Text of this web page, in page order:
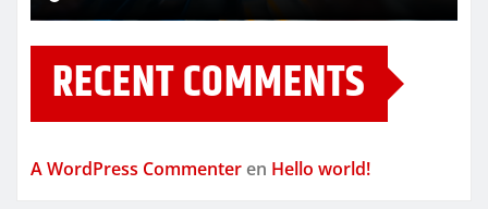
RECENT COMMENTS
A WordPress Commenter en Hello world!